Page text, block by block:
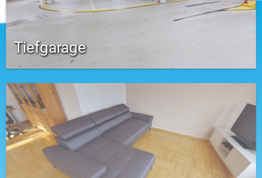
Tiefgarage